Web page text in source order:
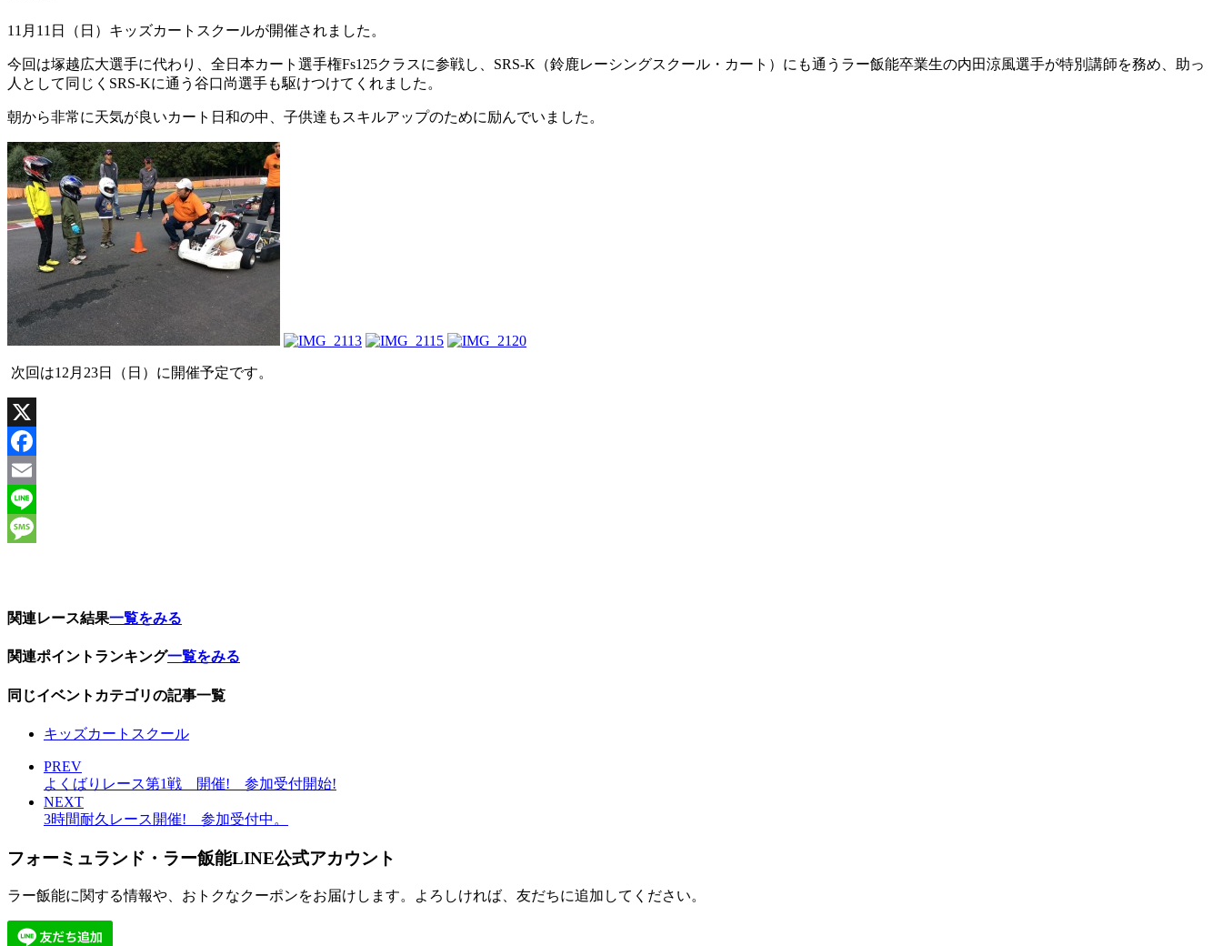
11月11日（日）キッズカートスクールが開催されました。
今回は塚越広大選手に代わり、全日本カート選手権Fs125クラスに参戦し、SRS-K（鈴鹿レーシングスクール・カート）にも通うラー飯能卒業生の内田涼風選手が特別講師を務め、助っ
人として同じくSRS-Kに通う谷口尚選手も駆けつけてくれました。
朝から非常に天気が良いカート日和の中、子供達もスキルアップのために励んでいました。
次回は12月23日（日）に開催予定です。
X
Facebook
Email
Line
関連レース結果一覧をみる
関連ポイントランキング一覧をみる
同じイベントカテゴリの記事一覧
キッズカートスクール
PREV
よくばりレース第1戦 開催! 参加受付開始!
NEXT
3時間耐久レース開催! 参加受付中。
フォーミュランド・ラー飯能LINE公式アカウント
ラー飯能に関する情報や、おトクなクーポンをお届けします。よろしければ、友だちに追加してください。